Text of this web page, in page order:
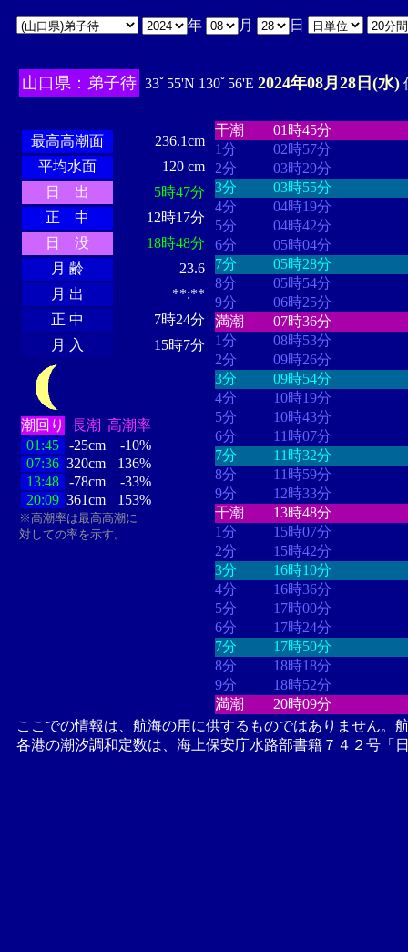
年 月 日
山口県：弟子待 33ﾟ55'N 130ﾟ56'E 2024年08月28日(水)
最高高潮面
236.1cm
平均水面
120 cm
日 出
5時47分
正 中
12時17分
日 没
18時48分
月 齢
23.6
月 出
**:**
正 中
7時24分
月 入
15時7分
潮回り 長潮 高潮率
01:45
-25cm
-10%
07:36 320cm
136%
13:48
-78cm
-33%
20:09 361cm 153%
※高潮率は最高高潮に
対しての率を示す。
干潮
01時45分
1分
02時57分
2分
03時29分
3分
03時55分
4分
04時19分
5分
04時42分
6分
05時04分
7分
05時28分
8分
05時54分
9分
06時25分
満潮
07時36分
1分
08時53分
2分
09時26分
3分
09時54分
4分
10時19分
5分
10時43分
6分
11時07分
7分
11時32分
8分
11時59分
9分
12時33分
干潮
13時48分
1分
15時07分
2分
15時42分
3分
16時10分
4分
16時36分
5分
17時00分
6分
17時24分
7分
17時50分
8分
18時18分
9分
18時52分
満潮
20時09分
ここでの情報は、航海の用に供するものではありません。
各港の潮汐調和定数は、海上保安庁水路部書籍７４２号「